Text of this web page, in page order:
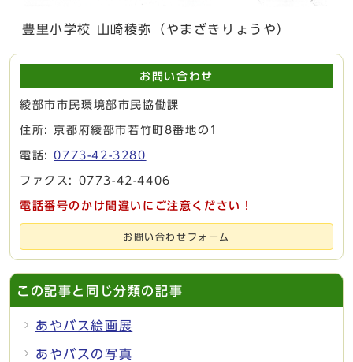
豊里小学校 山崎稜弥（やまざきりょうや）
お問い合わせ
綾部市市民環境部市民協働課
住所: 京都府綾部市若竹町8番地の1
電話:0773-42-3280
ファクス: 0773-42-4406
電話番号のかけ間違いにご注意ください！
お問い合わせフォーム
この記事と同じ分類の記事
あやバス絵画展
あやバスの写真